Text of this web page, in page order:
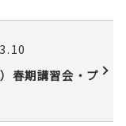
春期講習会・プ